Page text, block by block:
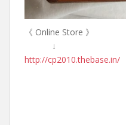
《 Online Store 》
↓
http://cp2010.thebase.in/